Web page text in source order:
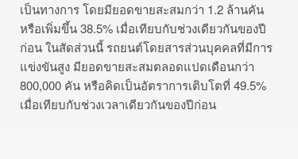
เป็นทางการ โดยมียอดขายสะสมกว่า 1.2 ล้านคัน
หรือเพิ่มขึ้น 38.5% เมื่อเทียบกับช่วงเดียวกันของปี
ก่อน ในสัดส่วนนี้ รถยนต์โดยสารส่วนบุคคลที่มีการ
แข่งขันสูง มียอดขายสะสมตลอดแปดเดือนกว่า
800,000 คัน หรือคิดเป็นอัตราการเติบโตที่ 49.5%
เมื่อเทียบกับช่วงเวลาเดียวกันของปีก่อน